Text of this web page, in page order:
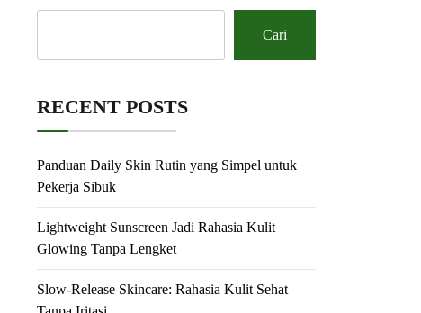
Cari
RECENT POSTS
Panduan Daily Skin Rutin yang Simpel untuk
Pekerja Sibuk
Lightweight Sunscreen Jadi Rahasia Kulit
Glowing Tanpa Lengket
Slow-Release Skincare: Rahasia Kulit Sehat